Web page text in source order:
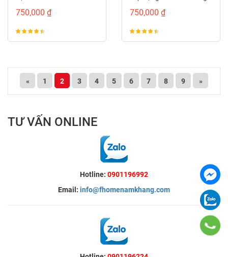
750,000 ₫ 750,000 ₫
« 1 2 3 4 5 6 7 8 9 »
TƯ VẤN ONLINE
Hotline: 0901196992
Email: info@fhomenamkhang.com